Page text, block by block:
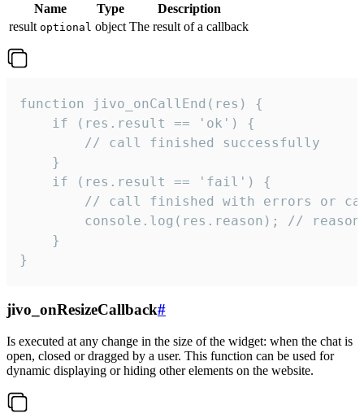
Name Type
Description
result optional object The result of a callback
function jivo_onCallEnd(res) {
    if (res.result == 'ok') {
        // call finished successfully
    }
    if (res.result == 'fail') {
// call finished with errors or
console.log(res.reason); //
    }
}
jivo_onResizeCallback#
Is executed at any change in the size of the widget: when the chat is
open, closed or dragged by a user. This function can be used for
dynamic displaying or hiding other elements on the website.